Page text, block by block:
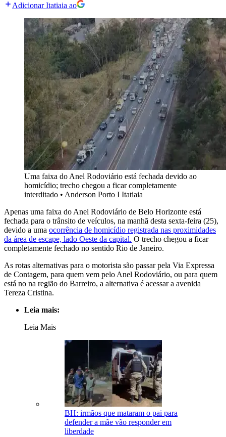
Adicionar Itatiaia ao
Uma faixa do Anel Rodoviário está fechada devido ao
homicídio; trecho chegou a ficar completamente
interditado • Anderson Porto I Itatiaia
Apenas uma faixa do Anel Rodoviário de Belo Horizonte está
fechada para o trânsito de veículos, na manhã desta sexta-feira (25),
devido a uma ocorrência de homicídio registrada nas proximidades
da área de escape, lado Oeste da capital. O trecho chegou a ficar
completamente fechado no sentido Rio de Janeiro.
As rotas alternativas para o motorista são passar pela Via Expressa
de Contagem, para quem vem pelo Anel Rodoviário, ou para quem
está no na região do Barreiro, a alternativa é acessar a avenida
Tereza Cristina.
Leia mais:
Leia Mais
BH: irmãos que mataram o pai para
defender a mãe vão responder em
liberdade